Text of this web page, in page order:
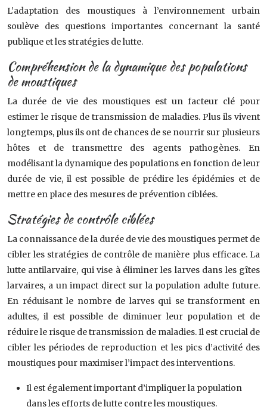
L’adaptation des moustiques à l’environnement urbain
soulève des questions importantes concernant la santé
publique et les stratégies de lutte.
Compréhension de la dynamique des populations
de moustiques
La durée de vie des moustiques est un facteur clé pour
estimer le risque de transmission de maladies. Plus ils vivent
longtemps, plus ils ont de chances de se nourrir sur plusieurs
hôtes et de transmettre des agents pathogènes. En
modélisant la dynamique des populations en fonction de leur
durée de vie, il est possible de prédire les épidémies et de
mettre en place des mesures de prévention ciblées.
Stratégies de contrôle ciblées
La connaissance de la durée de vie des moustiques permet de
cibler les stratégies de contrôle de manière plus efficace. La
lutte antilarvaire, qui vise à éliminer les larves dans les gîtes
larvaires, a un impact direct sur la population adulte future.
En réduisant le nombre de larves qui se transforment en
adultes, il est possible de diminuer leur population et de
réduire le risque de transmission de maladies. Il est crucial de
cibler les périodes de reproduction et les pics d’activité des
moustiques pour maximiser l’impact des interventions.
Il est également important d’impliquer la population
dans les efforts de lutte contre les moustiques.